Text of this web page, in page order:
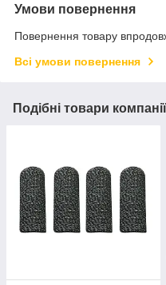
Умови повернення
Повернення товару
Всі умови повернення
Подібні товари компанії